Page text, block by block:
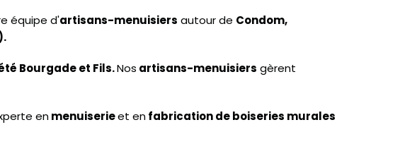
équipe d'artisans-menuisiers autour de Condom,
Bourgade et Fils.Nos artisans-menuisiers gèrent
enmenuiserieet enfabrication de boiseries murales